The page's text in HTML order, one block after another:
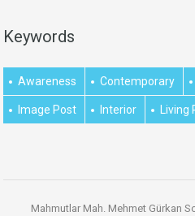
Keywords
Awareness Contemporary
Image Post Interior Living
Mahmutlar Mah. Mehmet Gürkan